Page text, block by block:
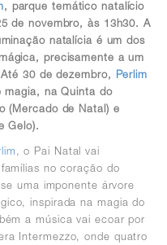
, parque temático natalício
de novembro, às 13h30. A
natalícia é um dos
precisamente a um
30 de dezembro, Perlim
magia, na Quinta do
(Mercado de Natal) e
Gelo).
, o Pai Natal vai
no coração do
uma imponente árvore
inspirada na magia do
a música vai ecoar por
Intermezzo, onde quatro